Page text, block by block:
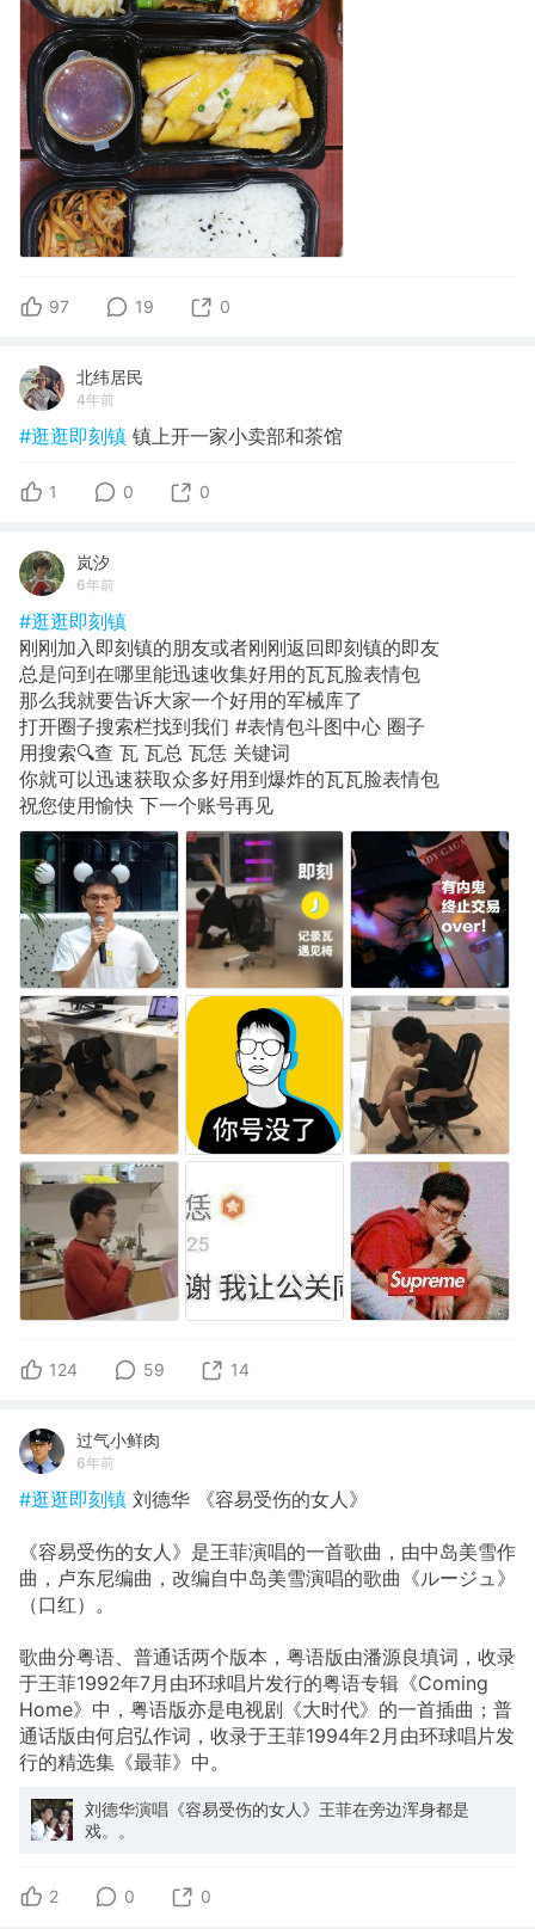
97 19 0
北纬居民
4年前
#逛逛即刻镇 镇上开一家小卖部和茶馆
1 0 0
岚汐
6年前
#逛逛即刻镇
刚刚加入即刻镇的朋友或者刚刚返回即刻镇的即友
总是问到在哪里能迅速收集好用的瓦瓦脸表情包
那么我就要告诉大家一个好用的军械库了
打开圈子搜索栏找到我们 #表情包斗图中心 圈子
用搜索🔍查 瓦 瓦总 瓦恁 关键词
你就可以迅速获取众多好用到爆炸的瓦瓦脸表情包
祝您使用愉快 下一个账号再见
124 59 14
过气小鲜肉
6年前
#逛逛即刻镇 刘德华 《容易受伤的女人》
《容易受伤的女人》是王菲演唱的一首歌曲，由中岛美雪作
曲，卢东尼编曲，改编自中岛美雪演唱的歌曲《ルージュ》
（口红）。
歌曲分粤语、普通话两个版本，粤语版由潘源良填词，收录
于王菲1992年7月由环球唱片发行的粤语专辑《Coming
Home》中，粤语版亦是电视剧《大时代》的一首插曲；普
通话版由何启弘作词，收录于王菲1994年2月由环球唱片发
行的精选集《最菲》中。
刘德华演唱《容易受伤的女人》王菲在旁边浑身都是
戏。。
2 0 0